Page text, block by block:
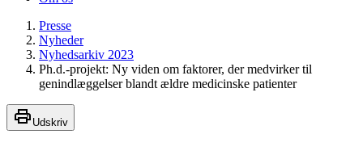
Presse
Nyheder
Nyhedsarkiv 2023
Ph.d.-projekt: Ny viden om faktorer, der medvirker til
genindlæggelser blandt ældre medicinske patienter
Udskriv